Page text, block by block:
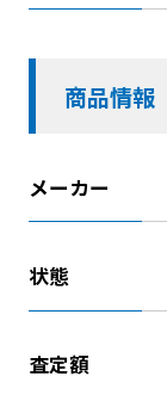
商品情報
メーカー
状態
査定額